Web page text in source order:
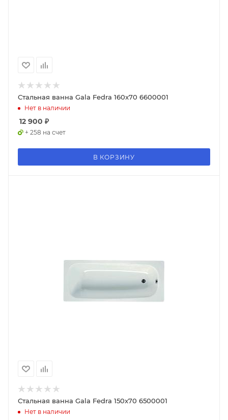
Стальная ванна Gala Fedra 160x70 6600001
Нет в наличии
12 900 ₽
+ 258 на счет
В КОРЗИНУ
Стальная ванна Gala Fedra 150x70 6500001
Нет в наличии